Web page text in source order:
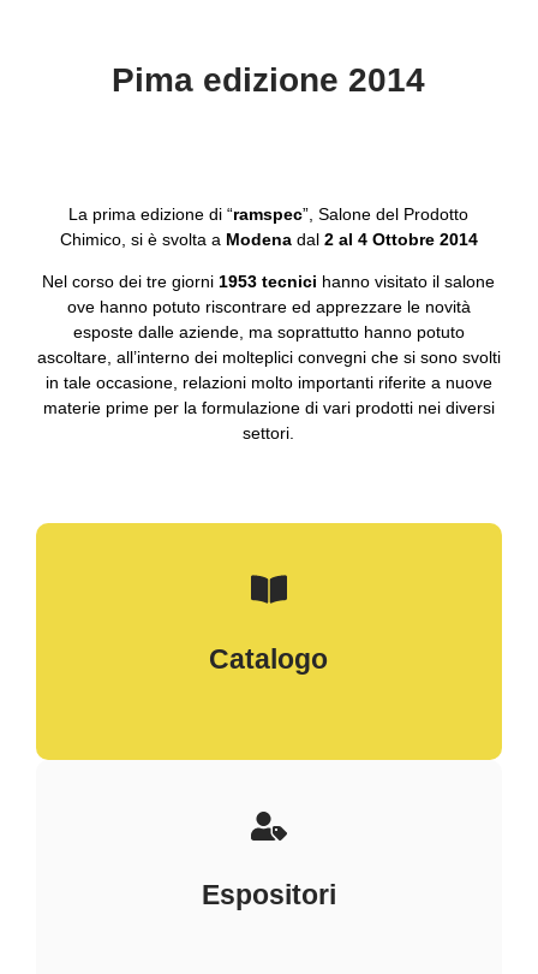
Pima edizione 2014
La prima edizione di “ramspec”, Salone del Prodotto
Chimico, si è svolta a Modenadal 2 al 4 Ottobre 2014
Nel corso dei tre giorni 1953 tecnici hanno visitato il salone
ove hanno potuto riscontrare ed apprezzare le novità
esposte dalle aziende, ma soprattutto hanno potuto
ascoltare, all’interno dei molteplici convegni che si sono svolti
in tale occasione, relazioni molto importanti riferite a nuove
materie prime per la formulazione di vari prodotti nei diversi
settori.
Catalogo
Espositori